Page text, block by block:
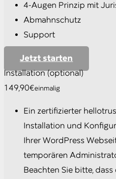
4-Augen Prinzip mit
Abmahnschutz
Support
Jetzt starten
Installation (optional)
149,90€einmalig
Ein zertifizierter
Installation und
Ihrer WordPress
temporären
Beachten Sie bitte,